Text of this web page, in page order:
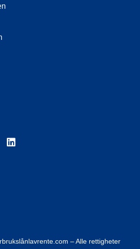
– Alle rettigheter